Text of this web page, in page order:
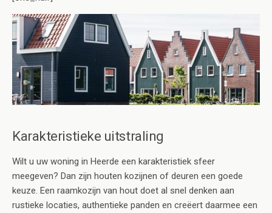
Karakteristieke uitstraling
Wilt u uw woning in Heerde een karakteristiek sfeer
meegeven? Dan zijn houten kozijnen of deuren een goede
keuze. Een raamkozijn van hout doet al snel denken aan
rustieke locaties, authentieke panden en creëert daarmee een